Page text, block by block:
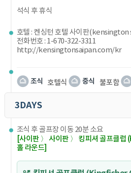
석식 후 휴식
호텔 : 켄싱턴 호텔 사이판(kensington
전화번호 : 1-670-322-3311
http://kensingtonsaipan.com/kr
호텔식 불포함
3DAYS
조식 후 골프장 이동 20분 소요
[사이판 〉 사이판 〉 킹피셔 골프클
홀 라운드]